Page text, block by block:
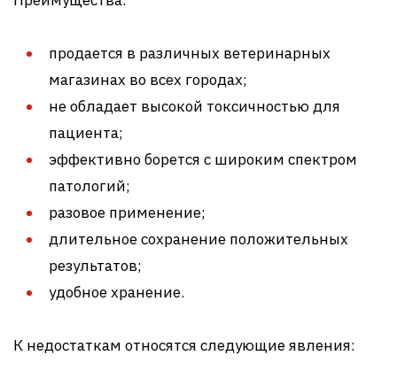
продается в различных ветеринарных
магазинах во всех городах;
не обладает высокой токсичностью для
пациента;
эффективно борется с широким спектром
патологий;
разовое применение;
длительное сохранение положительных
результатов;
удобное хранение.
К недостаткам относятся следующие явления: